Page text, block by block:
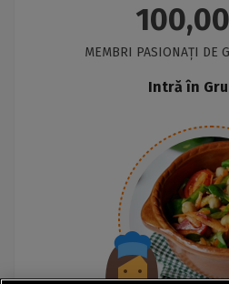
MEMBRI PASIONAȚI DE
Intră în